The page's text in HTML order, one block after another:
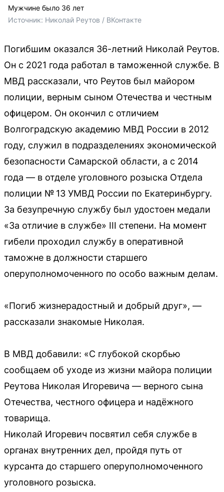
Мужчине было 36 лет
Источник: Николай Реутов / ВКонтакте
Погибшим оказался 36-летний Николай Реутов.
Он с 2021 года работал в таможенной службе. В
МВД рассказали, что Реутов был майором
полиции, верным сыном Отечества и честным
офицером. Он окончил с отличием
Волгоградскую академию МВД России в 2012
году, служил в подразделениях экономической
безопасности Самарской области, а с 2014
года — в отделе уголовного розыска Отдела
полиции № 13 УМВД России по Екатеринбургу.
За безупречную службу был удостоен медали
«За отличие в службе» III степени. На момент
гибели проходил службу в оперативной
таможне в должности старшего
оперуполномоченного по особо важным делам.
«Погиб жизнерадостный и добрый друг», —
рассказали знакомые Николая.
В МВД добавили: «С глубокой скорбью
сообщаем об уходе из жизни майора полиции
Реутова Николая Игоревича — верного сына
Отечества, честного офицера и надёжного
товарища.
Николай Игоревич посвятил себя службе в
органах внутренних дел, пройдя путь от
курсанта до старшего оперуполномоченного
уголовного розыска.